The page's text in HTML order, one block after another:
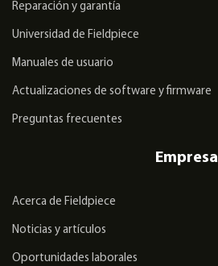
Reparación y garantía
Universidad de Fieldpiece
Manuales de usuario
Actualizaciones de software y firmware
Preguntas frecuentes
Empresa
Acerca de Fieldpiece
Noticias y artículos
Oportunidades laborales